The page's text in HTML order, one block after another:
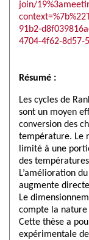
join/
91b2-
4704-4f62-8d57-
Résumé :
Les cycles de
sont un moyen
conversion des
température. Le
limité à une
des
L’amélioration
augmente
Le
compte la nature
Cette thèse a
expérimentale